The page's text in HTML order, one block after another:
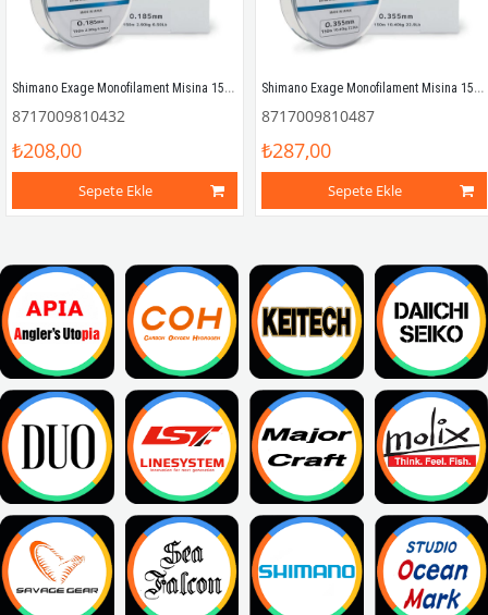
Shimano Exage Monofilament Misina 150mt 0.18mm 2.90kg
8717009810432
₺208,00
Sepete Ekle
Shimano Exage Monofilament Misina 150mt 0.35mm 10.40kg
8717009810487
₺287,00
Sepete Ekle